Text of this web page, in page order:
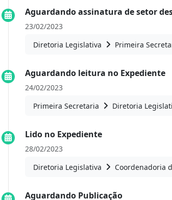
Aguardando assinatura de setor
23/02/2023
Diretoria Legislativa
Primeira
Aguardando leitura no Expediente
24/02/2023
Primeira Secretaria
Diretoria
Lido no Expediente
28/02/2023
Diretoria Legislativa
Coordenadoria
Aguardando Publicação